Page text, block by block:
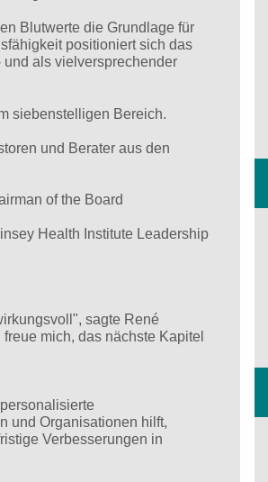
Blutwerte die Grundlage für
positioniert sich das
und als vielversprechender
siebenstelligen Bereich.
und Berater aus den
of the Board
Health Institute Leadership
sagte René
mich, das nächste Kapitel
und Organisationen hilft,
Verbesserungen in